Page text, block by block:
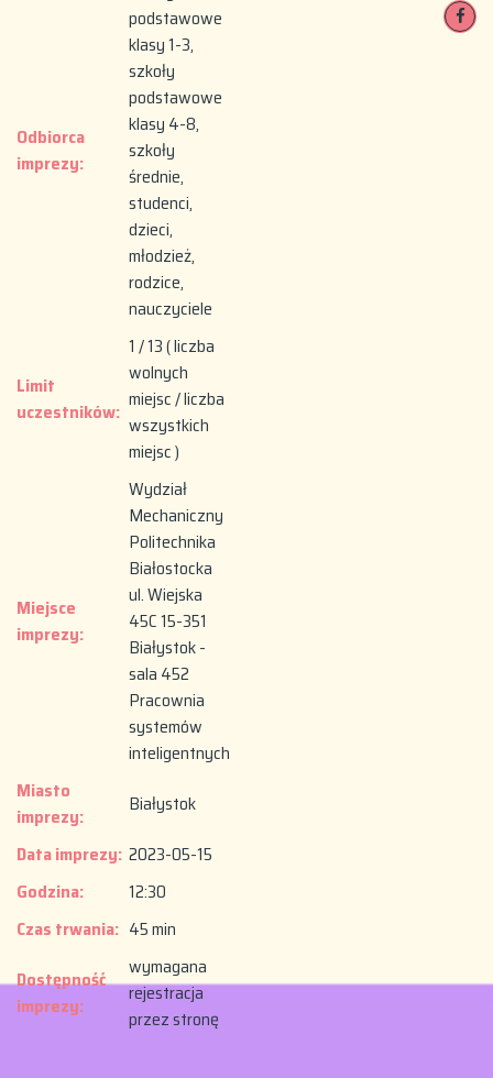
Odbiorca
imprezy:
podstawowe
klasy 1-3,
szkoły
podstawowe
klasy 4-8,
szkoły
średnie,
studenci,
dzieci,
młodzież,
rodzice,
nauczyciele
Limit
uczestników:
1 / 13 ( liczba
wolnych
miejsc / liczba
wszystkich
miejsc )
Miejsce
imprezy:
Wydział
Mechaniczny
Politechnika
Białostocka
ul. Wiejska
45C 15-351
Białystok -
sala 452
Pracownia
systemów
inteligentnych
Miasto
imprezy:
Białystok
Data imprezy: 2023-05-15
Godzina:
12:30
Czas trwania: 45 min
Dostępność
imprezy:
wymagana
rejestracja
przez stronę